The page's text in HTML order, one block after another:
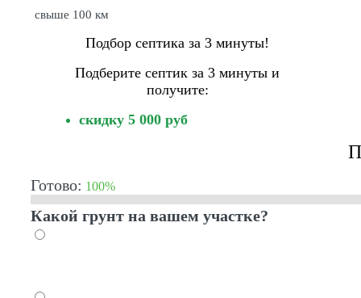
свыше 100 км
Подбор септика за 3 минуты!
Подберите септик за 3 минуты и
получите:
скидку 5 000 руб
Готово: 100%
Какой грунт на вашем участке?